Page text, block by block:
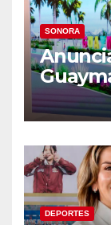
SONORA
DEPORTES